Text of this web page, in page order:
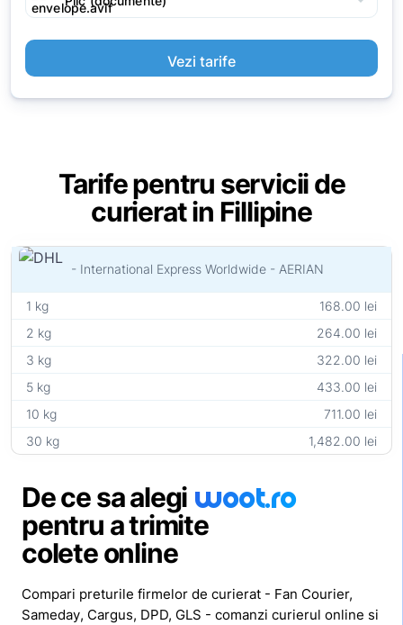
Vezi tarife
Tarife pentru servicii de
curierat in Fillipine
- International Express Worldwide - AERIAN
1 kg
168.00 lei
2 kg
264.00 lei
3 kg
322.00 lei
5 kg
433.00 lei
10 kg
711.00 lei
30 kg
1,482.00 lei
De ce sa alegi woot.ro
pentru a trimite
colete online
Compari preturile firmelor de curierat - Fan Courier,
Sameday, Cargus, DPD, GLS - comanzi curierul online si